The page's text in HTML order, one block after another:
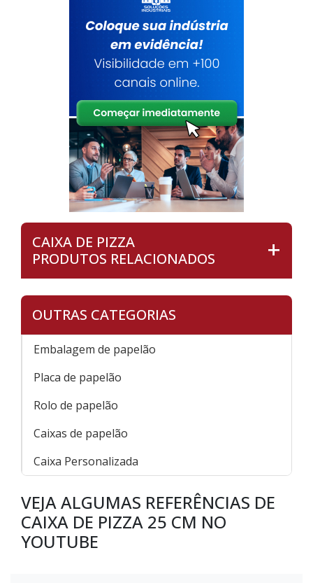
CAIXA DE PIZZA
PRODUTOS RELACIONADOS
OUTRAS CATEGORIAS
Embalagem de papelão
Placa de papelão
Rolo de papelão
Caixas de papelão
Caixa Personalizada
VEJA ALGUMAS REFERÊNCIAS DE
CAIXA DE PIZZA 25 CM NO
YOUTUBE